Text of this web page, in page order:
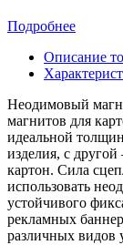
Подробнее
Описание
Неодимовый
магнитов для
идеальной
изделия, с
картон. Сила
использовать
устойчивого
рекламных
различных видов